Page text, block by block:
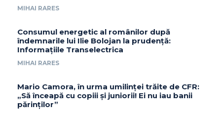
MIHAI RARES
Consumul energetic al românilor după
îndemnarile lui Ilie Bolojan la prudență:
Informațiile Transelectrica
MIHAI RARES
Mario Camora, în urma umilinței trăite de CFR:
„Să înceapă cu copiii și juniorii! Ei nu iau banii
părinților”